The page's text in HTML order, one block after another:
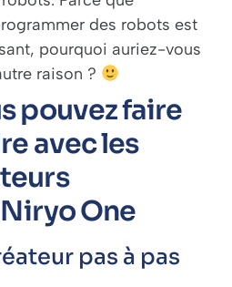
des robots est
pourquoi auriez-vous
raison ?
pouvez faire
avec les
One
pas à pas